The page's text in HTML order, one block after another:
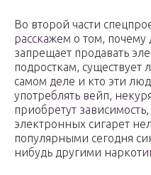
Во второй части
расскажем о том, почему
запрещает продавать
подросткам, существует
самом деле и кто эти
употреблять вейп,
приобретут
электронных сигарет
популярными сегодня
нибудь другими